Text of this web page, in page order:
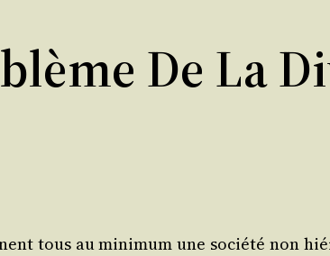
De La
tous au mini­mum une socié­té non